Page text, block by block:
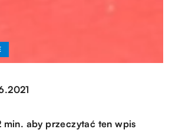
min. aby przeczytać ten wpis